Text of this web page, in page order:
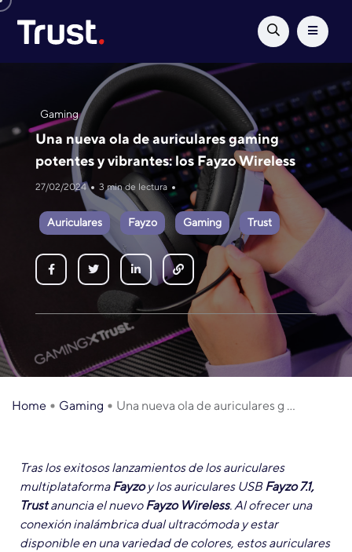
Gaming
Una nueva ola de auriculares gaming
potentes y vibrantes: los Fayzo Wireless
27/02/2024 3 min de lectura
Auriculares Fayzo Gaming Trust
Home Gaming Una nueva ola de auriculares g ...
Tras los exitosos lanzamientos de los auriculares
multiplataformaFayzoy los auriculares USBFayzo 7.1,
Trustanuncia el nuevoFayzo Wireless. Al ofrecer una
conexión inalámbrica dual ultracómoda y estar
disponible en una variedad de colores, estos auriculares